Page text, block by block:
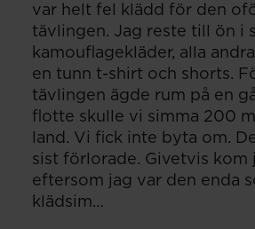
var helt fel klädd för den
tävlingen. Jag reste till ön i
kamouflagekläder, alla
en tunn t-shirt och shorts.
tävlingen ägde rum på en
flotte skulle vi simma 200
land. Vi fick inte byta om.
sist förlorade. Givetvis kom
eftersom jag var den enda
klädsim…